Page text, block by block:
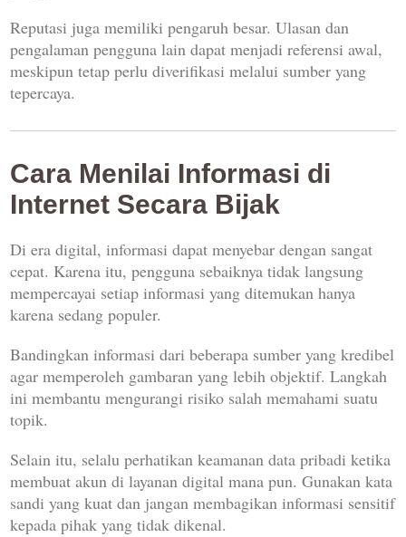
Reputasi juga memiliki pengaruh besar. Ulasan dan
pengalaman pengguna lain dapat menjadi referensi awal,
meskipun tetap perlu diverifikasi melalui sumber yang
tepercaya.
Cara Menilai Informasi di
Internet Secara Bijak
Di era digital, informasi dapat menyebar dengan sangat
cepat. Karena itu, pengguna sebaiknya tidak langsung
mempercayai setiap informasi yang ditemukan hanya
karena sedang populer.
Bandingkan informasi dari beberapa sumber yang kredibel
agar memperoleh gambaran yang lebih objektif. Langkah
ini membantu mengurangi risiko salah memahami suatu
topik.
Selain itu, selalu perhatikan keamanan data pribadi ketika
membuat akun di layanan digital mana pun. Gunakan kata
sandi yang kuat dan jangan membagikan informasi sensitif
kepada pihak yang tidak dikenal.